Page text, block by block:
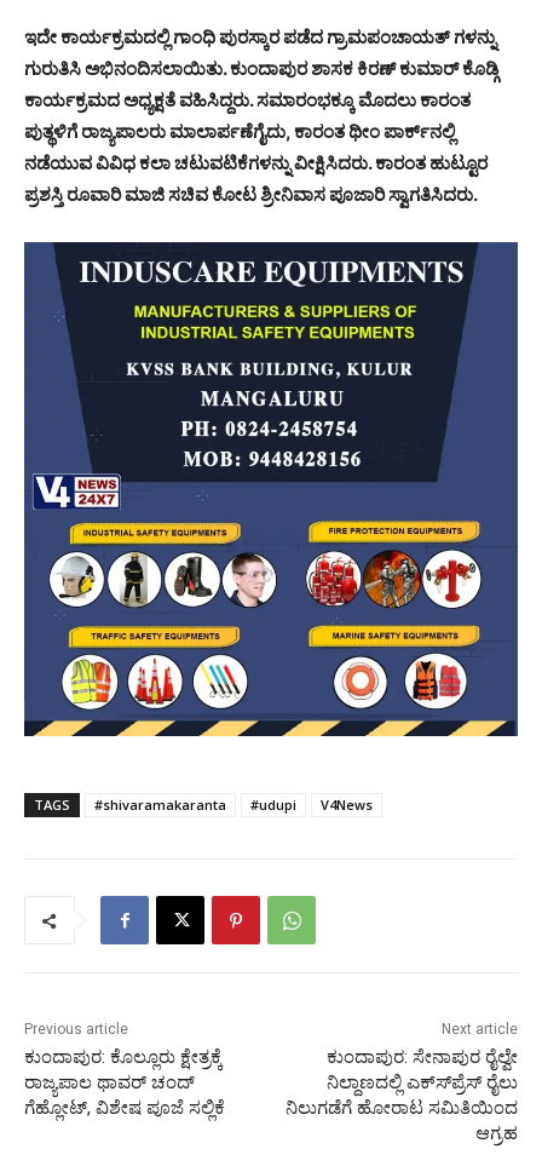
ಇದೇ ಕಾರ್ಯಕ್ರಮದಲ್ಲಿ ಗಾಂಧಿ ಪುರಸ್ಕಾರ ಪಡೆದ ಗ್ರಾಮಪಂಚಾಯತ್ ಗಳನ್ನು
ಗುರುತಿಸಿ ಅಭಿನಂದಿಸಲಾಯಿತು. ಕುಂದಾಪುರ ಶಾಸಕ ಕಿರಣ್ ಕುಮಾರ್ ಕೊಡ್ಗಿ
ಕಾರ್ಯಕ್ರಮದ ಅಧ್ಯಕ್ಷತೆ ವಹಿಸಿದ್ದರು. ಸಮಾರಂಭಕ್ಕೂ ಮೊದಲು ಕಾರಂತ
ಪುತ್ಥಳಿಗೆ ರಾಜ್ಯಪಾಲರು ಮಾಲಾರ್ಪಣೆಗೈದು, ಕಾರಂತ ಥೀಂ ಪಾರ್ಕ್‍ನಲ್ಲಿ
ನಡೆಯುವ ವಿವಿಧ ಕಲಾ ಚಟುವಟಿಕೆಗಳನ್ನು ವೀಕ್ಷಿಸಿದರು. ಕಾರಂತ ಹುಟ್ಟೂರ
ಪ್ರಶಸ್ತಿ ರೂವಾರಿ ಮಾಜಿ ಸಚಿವ ಕೋಟ ಶ್ರೀನಿವಾಸ ಪೂಜಾರಿ ಸ್ವಾಗತಿಸಿದರು.
TAGS #shivaramakaranta #udupi V4News
Previous article
ಕುಂದಾಪುರ: ಕೊಲ್ಲೂರು ಕ್ಷೇತ್ರಕ್ಕೆ
ರಾಜ್ಯಪಾಲ ಥಾವರ್ ಚಂದ್
ಗೆಹ್ಲೋಟ್, ವಿಶೇಷ ಪೂಜೆ ಸಲ್ಲಿಕೆ
Next article
ಕುಂದಾಪುರ: ಸೇನಾಪುರ ರೈಲ್ವೇ
ನಿಲ್ದಾಣದಲ್ಲಿ ಎಕ್ಸ್‍ಪ್ರೆಸ್ ರೈಲು
ನಿಲುಗಡೆಗೆ ಹೋರಾಟ ಸಮಿತಿಯಿಂದ
ಆಗ್ರಹ